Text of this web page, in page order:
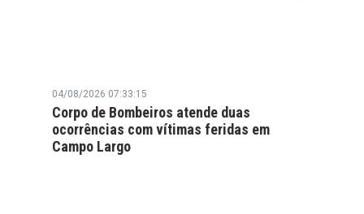
04/08/2026 07:33:15
Corpo de Bombeiros atende duas
ocorrências com vítimas feridas em
Campo Largo